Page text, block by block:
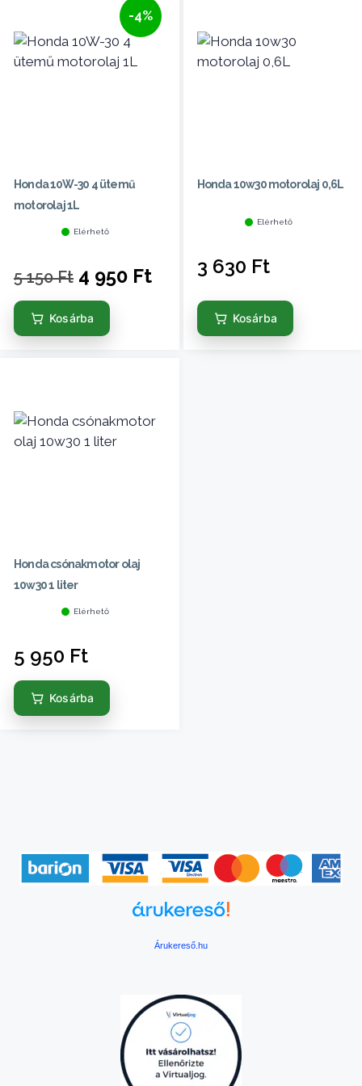
-4%
Honda 10W-30 4 ütemű
motorolaj 1L
Elérhető
5 150Ft 4 950 Ft
Kosárba
Honda 10w30 motorolaj 0,6L
Elérhető
3 630 Ft
Kosárba
Honda csónakmotor olaj
10w30 1 liter
Elérhető
5 950 Ft
Kosárba
Árukereső.hu